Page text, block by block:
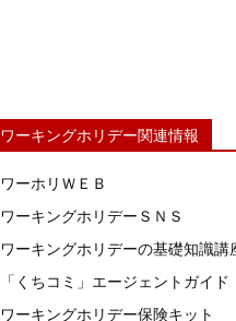
ワーキングホリデー関連情報
ワーホリＷＥＢ
ワーキングホリデーＳＮＳ
ワーキングホリデーの基礎知識講
「くちコミ」エージェントガイド
ワーキングホリデー保険キット